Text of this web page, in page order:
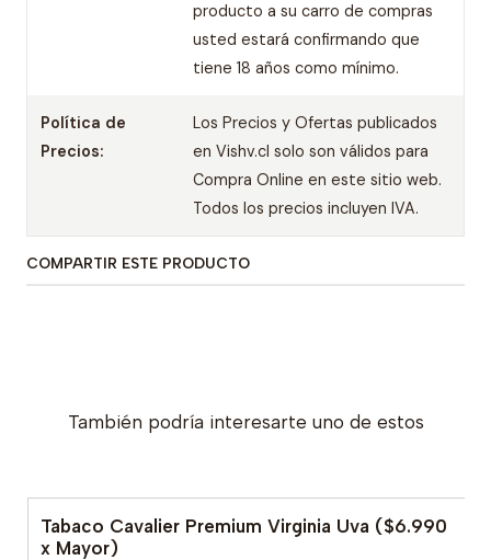
producto a su carro de compras
usted estará confirmando que
tiene 18 años como mínimo.
Política de
Precios:
Los Precios y Ofertas publicados
en Vishv.cl solo son válidos para
Compra Online en este sitio web.
Todos los precios incluyen IVA.
COMPARTIR ESTE PRODUCTO
También podría interesarte uno de estos
Tabaco Cavalier Premium Virginia Uva ($6.990
x Mayor)